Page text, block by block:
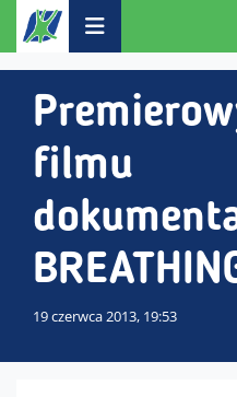
filmu
19 czerwca 2013, 19:53